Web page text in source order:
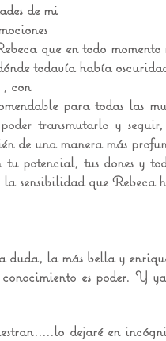
de mi
que en todo
todavía había
, con
para todas las
transmutarlo y
de una manera más
tu potencial, tus dones y
sensibilidad que Rebeca
duda, la más bella y
es poder. Y
dejaré en